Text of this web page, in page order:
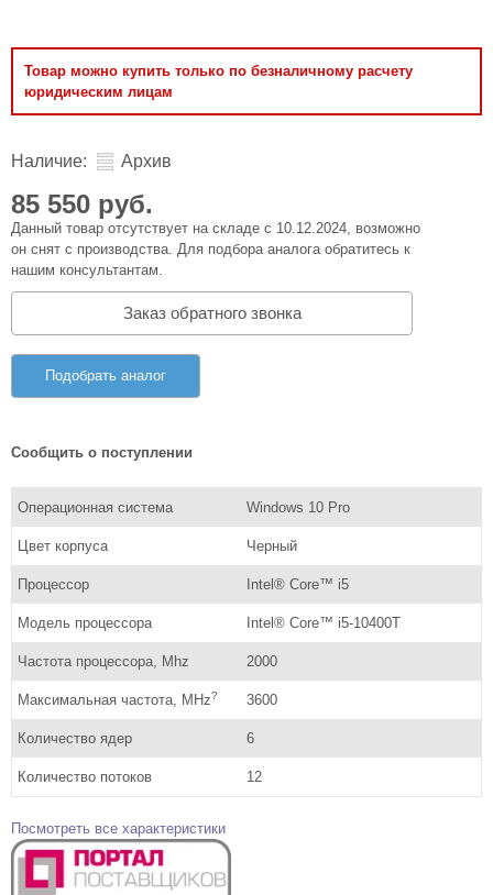
Товар можно купить только по безналичному расчету
юридическим лицам
Наличие: Архив
85 550 руб.
Данный товар отсутствует на складе с 10.12.2024, возможно
он снят с производства. Для подбора аналога обратитесь к
нашим консультантам.
Заказ обратного звонка
Подобрать аналог
Сообщить о поступлении
Операционная система Windows 10 Pro
Цвет корпуса Черный
Процессор Intel® Core™ i5
Модель процессора Intel® Core™ i5-10400T
Частота процессора, Mhz 2000
Максимальная частота, MHz? 3600
Количество ядер 6
Количество потоков 12
Посмотреть все характеристики